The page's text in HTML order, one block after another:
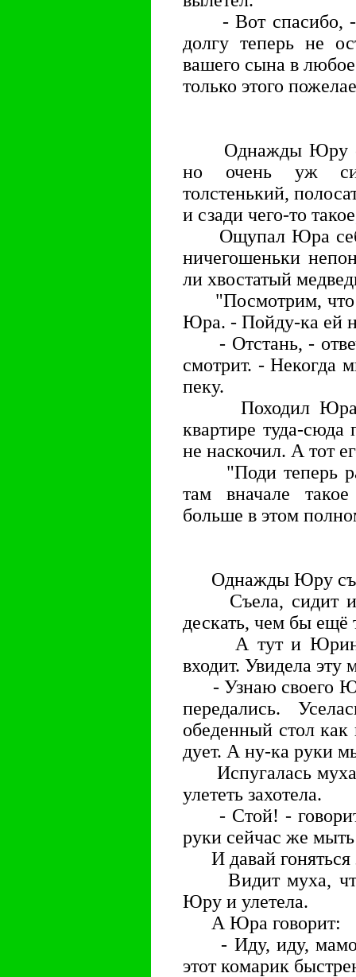
- Вот спасибо, -
долгу теперь не
вашего сына в
только этого
Однажды Юру
но очень уж
толстенький,
и сзади чего-то
Ощупал Юра себя
ничегошеньки
ли хвостатый
"Посмотрим, что
Юра. - Пойду-ка ей
- Отстань, -
смотрит. - Некогда
пеку.
Походил Юра
квартире туда-
не наскочил. А тот
"Поди теперь
там вначале
больше в этом
Однажды Юру
Съела, сидит и
дескать, чем бы ещё
А тут и Юрина
входит. Увидела эту
- Узнаю своего
передались.
обеденный стол
дует. А ну-ка руки
Испугалась
улететь захотела.
- Стой! - говорит
руки сейчас же
И давай гоняться
Видит муха, что
Юру и улетела.
А Юра говорит:
- Иду, иду,
этот комарик